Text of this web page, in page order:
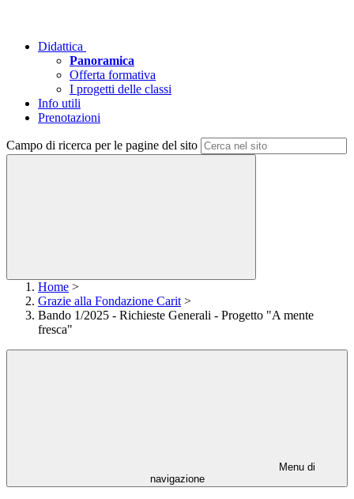
Didattica
Panoramica
Offerta formativa
I progetti delle classi
Info utili
Prenotazioni
Campo di ricerca per le pagine del sito
Home >
Grazie alla Fondazione Carit >
Bando 1/2025 - Richieste Generali - Progetto "A mente
fresca"
Menu di
navigazione